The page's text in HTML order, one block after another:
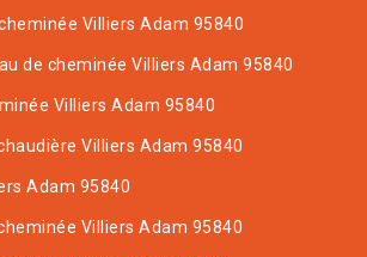
Villiers Adam 95840
de cheminée Villiers Adam 95840
Villiers Adam 95840
Villiers Adam 95840
Adam 95840
Villiers Adam 95840